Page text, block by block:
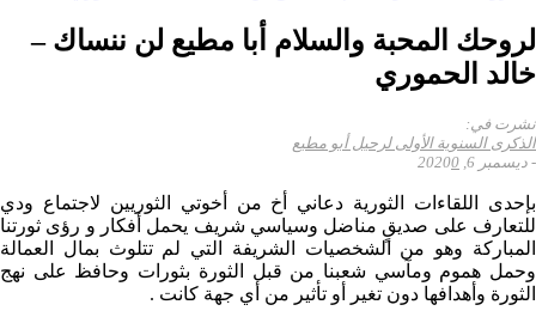
لروحك المحبة والسلام أبا مطيع لن ننساك –
خالد الحموري
نشرت في:
الذكرى السنوية الأولى لرحيل أبو مطيع
- ديسمبر 6, 2020 0
بإحدى اللقاءات الثورية دعاني أخ من أخوتي الثوريين لاجتماع ودي
للتعارف على صديقٍ مناضل وسياسي شريف يحمل أفكار و رؤى ثورتنا
المباركة وهو من الشخصيات الشريفة التي لم تتلوث بمال العمالة
وحمل هموم ومآسي شعبنا من قبل الثورة بثورات وحافظ على نهج
الثورة وأهدافها دون تغير أو تأثير من أي جهة كانت .